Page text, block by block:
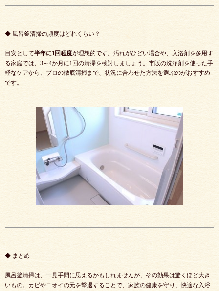
◆ 風呂釜清掃の頻度はどれくらい？
目安として半年に1回程度が理想的です。汚れがひどい場合や、入浴剤を多用す
る家庭では、3～4か月に1回の清掃を検討しましょう。市販の洗浄剤を使った手
軽なケアから、プロの徹底清掃まで、状況に合わせた方法を選ぶのがおすすめ
です。
◆ まとめ
風呂釜清掃は、一見手間に思えるかもしれませんが、その効果は驚くほど大き
いもの。カビやニオイの元を撃退することで、家族の健康を守り、快適な入浴